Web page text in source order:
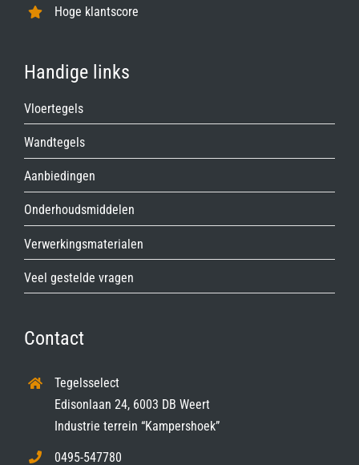
Hoge klantscore
Handige links
Vloertegels
Wandtegels
Aanbiedingen
Onderhoudsmiddelen
Verwerkingsmaterialen
Veel gestelde vragen
Contact
Tegelsselect
Edisonlaan 24, 6003 DB Weert
Industrie terrein “Kampershoek”
0495-547780